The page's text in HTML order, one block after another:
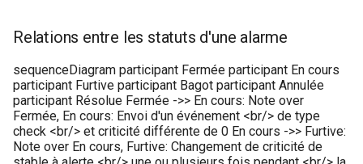
Relations entre les statuts d'une alarme
sequenceDiagram participant Fermée participant En cours
participant Furtive participant Bagot participant Annulée
participant Résolue Fermée ->> En cours: Note over
Fermée, En cours: Envoi d'un événement <br/> de type
check <br/> et criticité différente de 0 En cours ->> Furtive:
Note over En cours, Furtive: Changement de criticité de